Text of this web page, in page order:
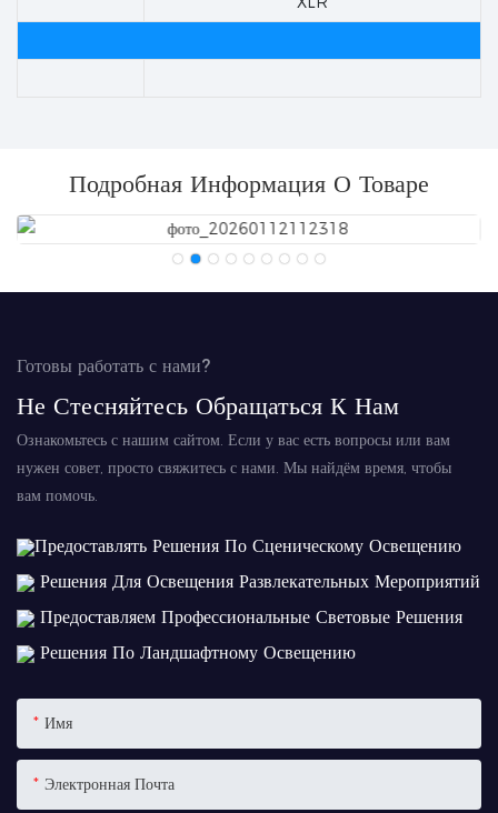
Подробная Информация О Товаре
Готовы работать с нами?
Не Стесняйтесь Обращаться К Нам
Ознакомьтесь с нашим сайтом. Если у вас есть вопросы или вам
нужен совет, просто свяжитесь с нами. Мы найдём время, чтобы
вам помочь.
Предоставлять Решения По Сценическому Освещению
Решения Для Освещения Развлекательных Мероприятий
Предоставляем Профессиональные Световые Решения
Решения По Ландшафтному Освещению
Имя
Электронная Почта